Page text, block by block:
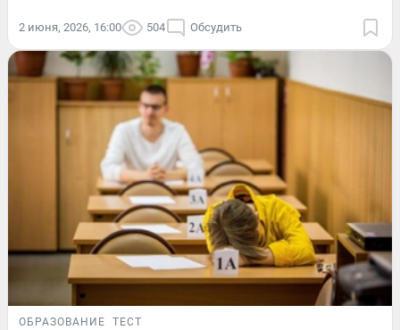
2 июня, 2026, 16:00 504 Обсудить
ОБРАЗОВАНИЕ ТЕСТ